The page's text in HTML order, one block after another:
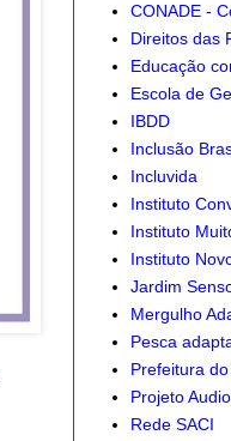
CONADE -
Direitos das
Educação
Escola de
IBDD
Inclusão
Incluvida
Instituto
Instituto
Instituto
Jardim
Mergulho
Pesca
Prefeitura
Projeto
Rede SACI